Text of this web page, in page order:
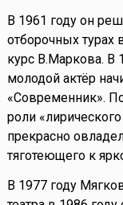
В 1961 году он
отборочных
курс В.Маркова. В
молодой актёр
«Современник».
роли
прекрасно
тяготеющего к
В 1977 году